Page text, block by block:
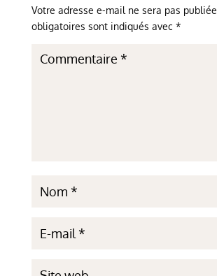
Votre adresse e-mail ne sera pas publiée.
obligatoires sont indiqués avec *